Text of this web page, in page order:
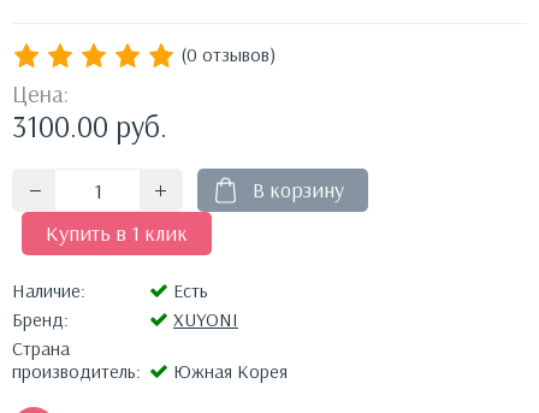
(0 отзывов)
Цена:
3100.00 руб.
В корзину
Купить в 1 клик
Наличие:
Есть
Бренд:
XUYONI
Страна
производитель:
Южная Корея